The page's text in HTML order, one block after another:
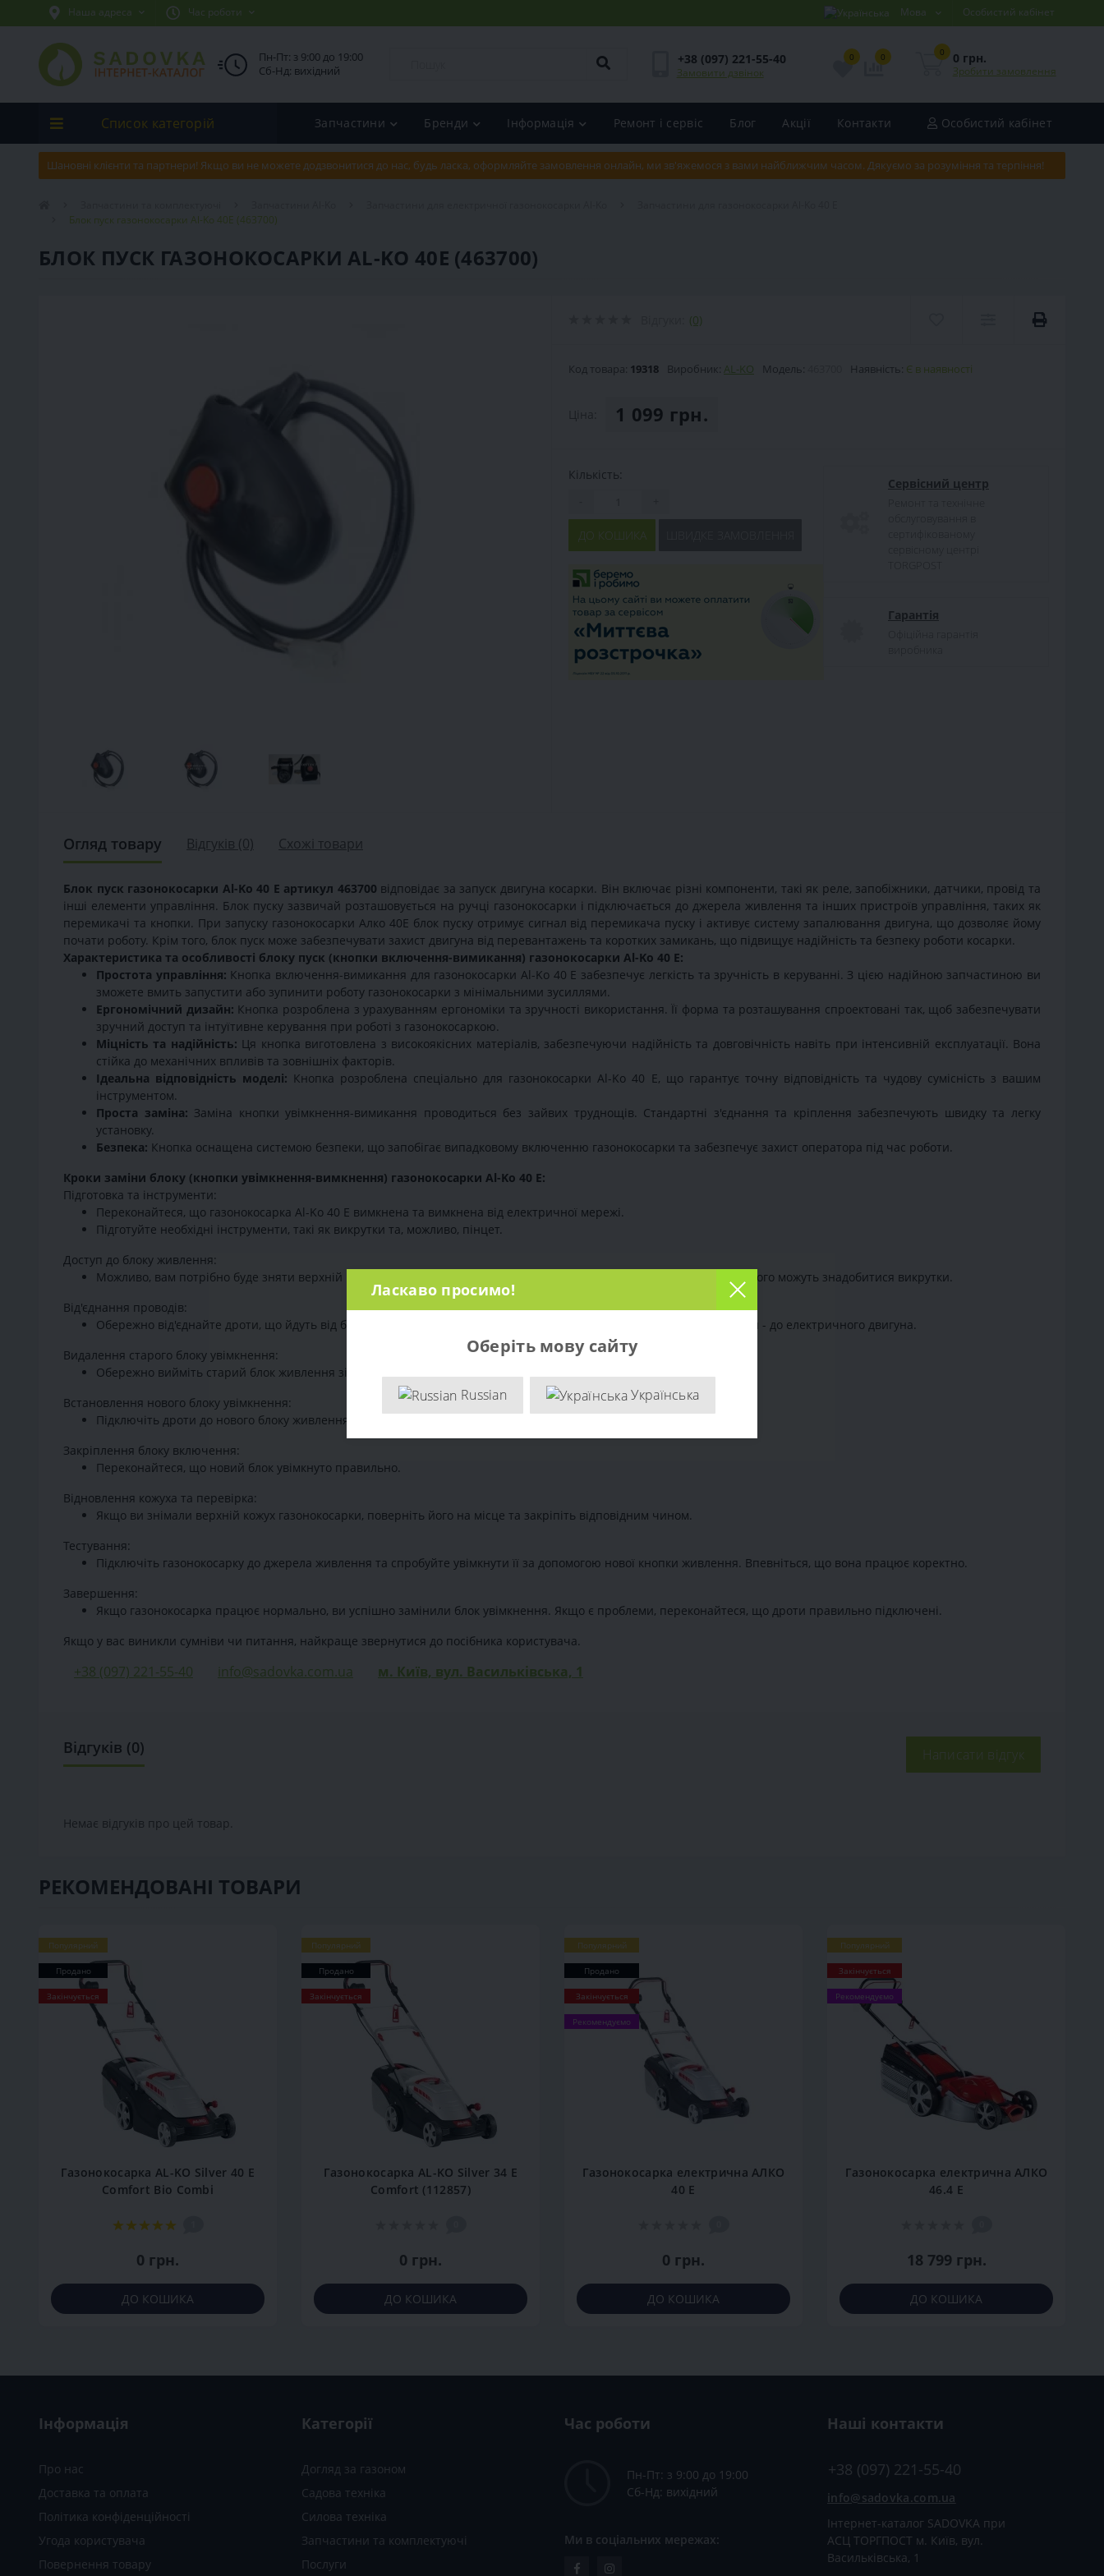
Наша адреса Час роботи Мова Особистий кабінет
Пн-Пт: з 9:00 до 19:00
Сб-Нд: вихідний
+38 (097) 221-55-40
Замовити дзвінок
0 0 0 0 грн.
Зробити замовлення
Список категорій Запчастини Бренди Інформація Ремонт і сервіс Блог Акції Контакти Особистий кабінет
Шановні клієнти та партнери! Якщо ви не можете додзвонитися до нас, будь ласка, оформляйте замовлення онлайн, ми зв'яжемося з вами найближчим часом. Дякуємо за розуміння та терпіння!
Блок пуск газонокосарки Al-Ko 40E (463700)
БЛОК ПУСК ГАЗОНОКОСАРКИ AL-KO 40E (463700)
(0)
Код товара: 19318 Виробник: AL-KO Модель: Наявність: Є в наявності
1 099 грн.
Кількість:
ДО КОШИКА
Сервісний центр
Гарантія
Огляд товару Відгуків (0) Схожі товари
Блок пуск газонокосарки Al-Ko 40 E артикул 463700 відповідає за запуск двигуна косарки. Він включає різні компоненти, такі як реле, запобіжники, датчики, провід та
інші елементи управління. Блок пуску зазвичай розташовується на ручці газонокосарки і підключається до джерела живлення та інших пристроїв управління, таких як
перемикачі та кнопки. При запуску газонокосарки Алко 40Е блок пуску отримує сигнал від перемикача пуску і активує систему запалювання двигуна, що дозволяє йому
почати роботу. Крім того, блок пуск може забезпечувати захист двигуна від перевантажень та коротких замикань, що підвищує надійність та безпеку роботи косарки.
Характеристика та особливості блоку пуск (кнопки включення-вимикання) газонокосарки Al-Ko 40 E:
Простота управління: Кнопка включення-вимикання для газонокосарки Al-Ko 40 E забезпечує легкість та зручність в керуванні. З цією надійною запчастиною ви
зможете вмить запустити або зупинити роботу газонокосарки з мінімальними зусиллями.
Ергономічний дизайн: Кнопка розроблена з урахуванням ергономіки та зручності використання. Її форма та розташування спроектовані так, щоб забезпечувати
зручний доступ та інтуїтивне керування при роботі з газонокосаркою.
Міцність та надійність: Ця кнопка виготовлена з високоякісних матеріалів, забезпечуючи надійність та довговічність навіть при інтенсивній експлуатації. Вона
стійка до механічних впливів та зовнішніх факторів.
Ідеальна відповідність моделі: Кнопка розроблена спеціально для газонокосарки Al-Ko 40 E, що гарантує точну відповідність та чудову сумісність з вашим
інструментом.
Проста заміна: Заміна кнопки увімкнення-вимикання проводиться без зайвих труднощів. Стандартні з'єднання та кріплення забезпечують швидку та легку
установку.
Безпека: Кнопка оснащена системою безпеки, що запобігає випадковому включенню газонокосарки та забезпечує захист оператора під час роботи.
Кроки заміни блоку (кнопки увімкнення-вимкнення) газонокосарки Al-Ko 40 E:
Підготовка та інструменти:
Переконайтеся, що газонокосарка Al-Ko 40 E вимкнена та вимкнена від електричної мережі.
Підготуйте необхідні інструменти, такі як викрутки та, можливо, пінцет.
Доступ до блоку живлення:
Можливо, вам потрібно буде зняти верхній кожух газонокосарки, щоб отримати доступ до блоку включення. Для цього можуть знадобитися викрутки.
Від'єднання проводів:
Обережно від'єднайте дроти, що йдуть від блоку живлення. Зазвичай це два дроти: один йде до живлення, а другий - до електричного двигуна.
Видалення старого блоку увімкнення:
Обережно вийміть старий блок живлення зі свого місця. Це може вимагати акуратності, щоб не пошкодити дроти.
Встановлення нового блоку увімкнення:
Підключіть дроти до нового блоку живлення. Зверніть увагу на правильне підключення кожного дроту.
Закріплення блоку включення:
Переконайтеся, що новий блок увімкнуто правильно.
Відновлення кожуха та перевірка:
Якщо ви знімали верхній кожух газонокосарки, поверніть його на місце та закріпіть відповідним чином.
Тестування:
Підключіть газонокосарку до джерела живлення та спробуйте увімкнути її за допомогою нової кнопки живлення. Впевніться, що вона працює коректно.
Завершення:
Якщо газонокосарка працює нормально, ви успішно замінили блок увімкнення. Якщо є проблеми, переконайтеся, що дроти правильно підключені.
Якщо у вас виникли сумніви чи питання, найкраще звернутися до посібника користувача.
+38 (097) 221-55-40 info@sadovka.com.ua м. Київ, вул. Васильківська, 1
Відгуків (0) Написати відгук
Немає відгуків про цей товар.
РЕКОМЕНДОВАНІ ТОВАРИ
Популярний
Продано
Закінчується
Газонокосарка AL-KO Silver 40 E
Comfort Bio Combi
0 грн.
ДО КОШИКА
Популярний
Продано
Закінчується
Газонокосарка AL-KO Silver 34 E
Comfort (112857)
0 грн.
ДО КОШИКА
Популярний
Продано
Закінчується
Рекомендуємо
Газонокосарка електрична АЛКО
40 Е
0 грн.
ДО КОШИКА
Популярний
Закінчується
Рекомендуємо
Газонокосарка електрична АЛКО
46.4 Е
18 799 грн.
ДО КОШИКА
Інформація
Про нас
Доставка та оплата
Політика конфіденційності
Угода користувача
Повернення товару
Категорії
Догляд за газоном
Садова техніка
Силова техніка
Запчастини та комплектуючі
Послуги
Час роботи
Пн-Пт: з 9:00 до 19:00
Сб-Нд: вихідний
Ми в соціальних мережах:
Наші контакти
+38 (097) 221-55-40
info@sadovka.com.ua
Інтернет-каталог SADOVKA при
АСЦ ТОРГПОСТ м. Київ, вул.
Васильківська, 1
Ласкаво просимо!
Оберіть мову сайту
Russian Українська